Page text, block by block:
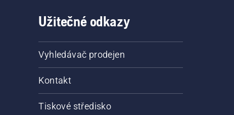
Užitečné odkazy
Vyhledávač prodejen
Kontakt
Tiskové středisko